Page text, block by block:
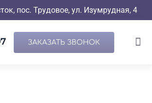
пос. Трудовое, ул. Изумрудная, 4
ЗАКАЗАТЬ ЗВОНОК